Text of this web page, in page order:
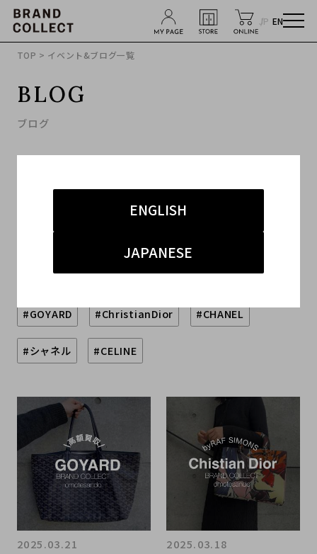
JP EN
ENGLISH
JAPANESE
TOP > イベント&ブログ一覧
BLOG
ブログ
キーワードから探す
#GOYARD #ChristianDior #CHANEL
#シャネル #CELINE
2025.03.21
2025.03.18